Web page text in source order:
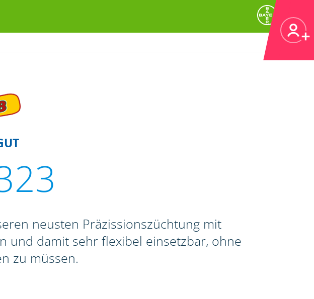
neusten Präzissionszüchtung mit
und damit sehr flexibel einsetzbar, ohne
zu müssen.